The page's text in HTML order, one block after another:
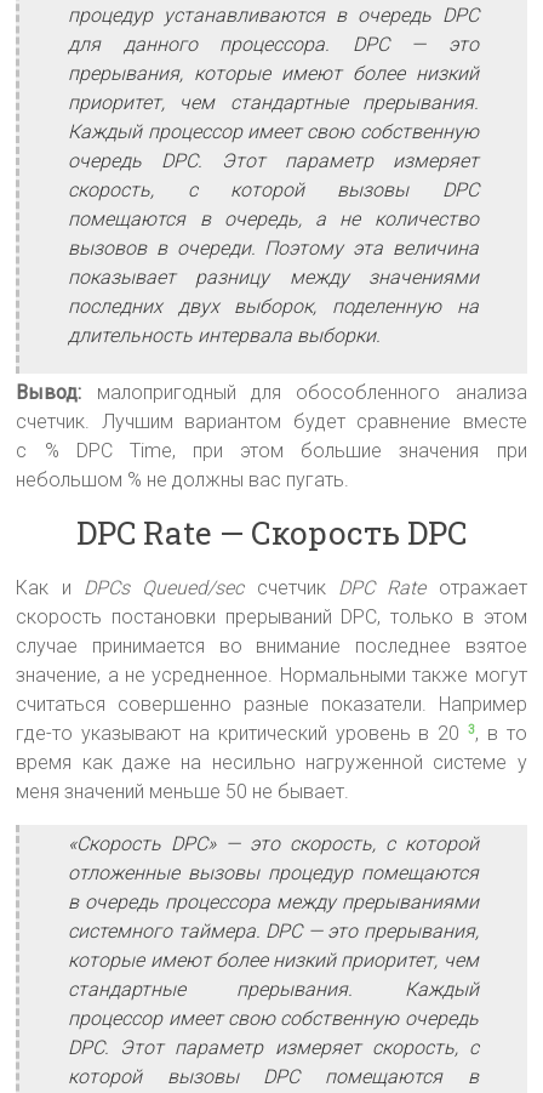
процедур устанавливаются в очередь DPC
для данного процессора. DPC — это
прерывания, которые имеют более низкий
приоритет, чем стандартные прерывания.
Каждый процессор имеет свою собственную
очередь DPC. Этот параметр измеряет
скорость, с которой вызовы DPC
помещаются в очередь, а не количество
вызовов в очереди. Поэтому эта величина
показывает разницу между значениями
последних двух выборок, поделенную на
длительность интервала выборки.
Вывод: малопригодный для обособленного анализа
счетчик. Лучшим вариантом будет сравнение вместе
с % DPC Time, при этом большие значения при
небольшом % не должны вас пугать.
DPC Rate — Скорость DPC
Как и DPCs Queued/secсчетчик DPC Rateотражает
скорость постановки прерываний DPC, только в этом
случае принимается во внимание последнее взятое
значение, а не усредненное. Нормальными также могут
считаться совершенно разные показатели. Например
где-то указывают на критический уровень в 20
3, в то
время как даже на несильно нагруженной системе у
меня значений меньше 50 не бывает.
«Скорость DPC» — это скорость, с которой
отложенные вызовы процедур помещаются
в очередь процессора между прерываниями
системного таймера. DPC — это прерывания,
которые имеют более низкий приоритет, чем
стандартные прерывания. Каждый
процессор имеет свою собственную очередь
DPC. Этот параметр измеряет скорость, с
которой вызовы DPC помещаются в